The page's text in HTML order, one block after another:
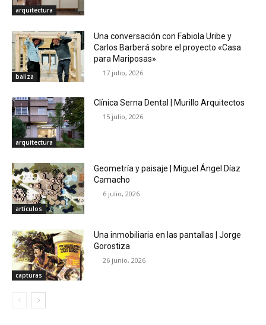
arquitectura
baliza
Una conversación con Fabiola Uribe y
Carlos Barberá sobre el proyecto «Casa
para Mariposas»
17 julio, 2026
arquitectura
Clínica Serna Dental | Murillo Arquitectos
15 julio, 2026
artículos
Geometría y paisaje | Miguel Ángel Díaz
Camacho
6 julio, 2026
capturas
Una inmobiliaria en las pantallas | Jorge
Gorostiza
26 junio, 2026